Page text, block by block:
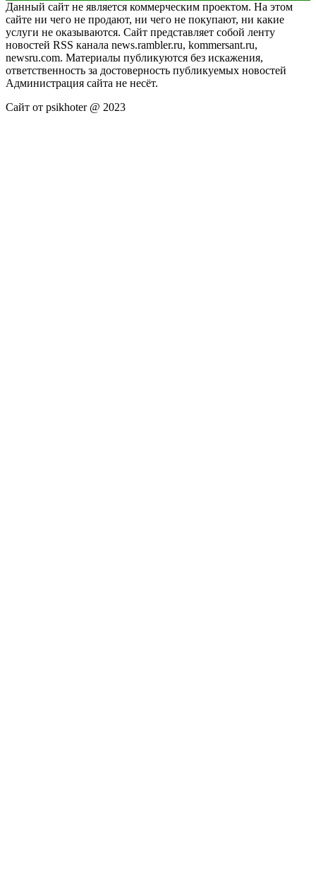
Данный сайт не является коммерческим проектом. На этом
сайте ни чего не продают, ни чего не покупают, ни какие
услуги не оказываются. Сайт представляет собой ленту
новостей RSS канала news.rambler.ru, kommersant.ru,
newsru.com. Материалы публикуются без искажения,
ответственность за достоверность публикуемых новостей
Администрация сайта не несёт.
Сайт от psikhoter @ 2023